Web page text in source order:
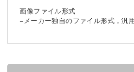
画像ファイル形式
−メーカー独自のファイル形式，汎